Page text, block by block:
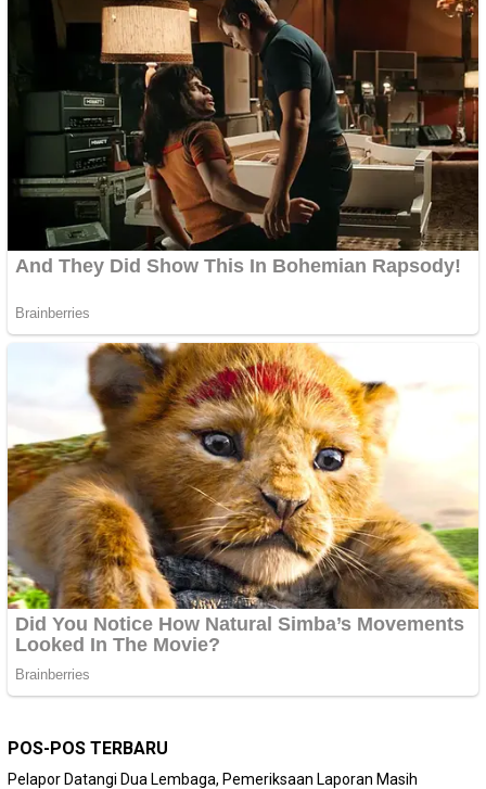
POS-POS TERBARU
Pelapor Datangi Dua Lembaga, Pemeriksaan Laporan Masih